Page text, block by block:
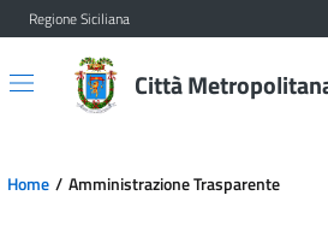
Vai al contenuto principale
Vai al menu principale
Regione Siciliana
Città
Home Amministrazione Trasparente